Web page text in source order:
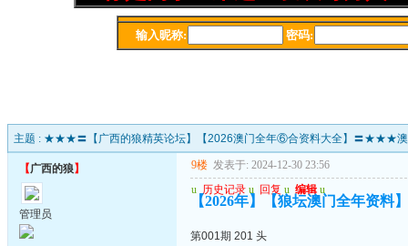
主题 : ★★★〓【广西的狼精英论坛】【2026澳门全年⑥合资料大全】〓★★★
【广西的狼】
管理员
9楼 发表于: 2024-12-30 23:56
u 历史记录 u 回复 u 编辑 u
【2026年】【狼坛澳门全年资
第001期 201 头